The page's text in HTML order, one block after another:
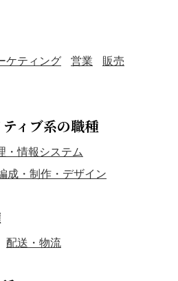
ケティング 営業
販売
ィブ系の職種
・情報システム
成・制作・デザイン
配送・物流